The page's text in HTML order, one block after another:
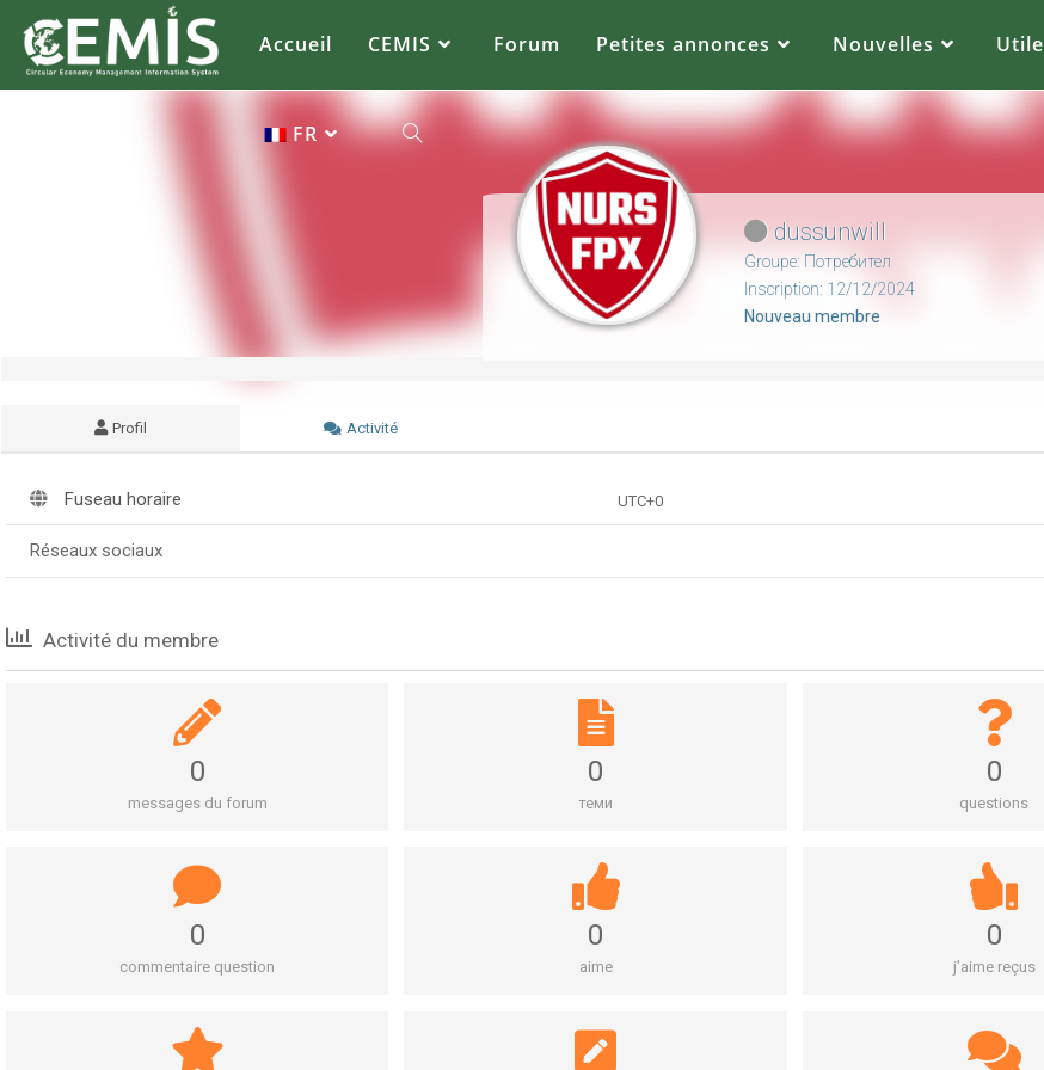
Accueil CEMIS Forum Petites annonces Nouvelles Utile
FR
- Il n'y a aucune raison de ne pas le faire, mais il y en a beaucoup d'autres. Кликнете върху избрана от Вас община за да се зареди
dussunwill
Groupe: Потребител
Inscription: 12/12/2024
Nouveau membre
Profil Activité
Fuseau horaire UTC+0
Réseaux sociaux
Activité du membre
0
messages du forum
0
теми
0
questions
0
commentaire question
0
aime
0
j’aime reçus